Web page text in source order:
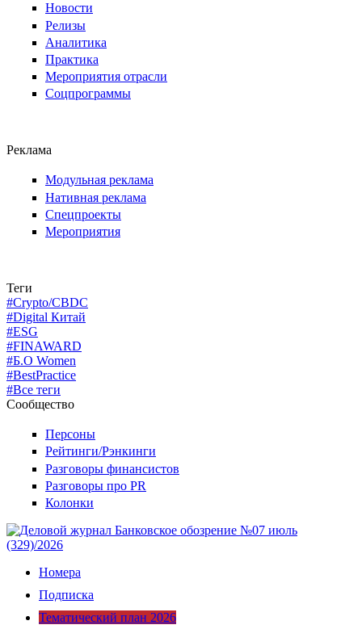
Новости
Релизы
Аналитика
Практика
Мероприятия отрасли
Соцпрограммы
Реклама
Модульная реклама
Нативная реклама
Спецпроекты
Мероприятия
Теги
#Crypto/CBDC
#Digital Китай
#ESG
#FINAWARD
#Б.О Women
#BestPractice
#Все теги
Сообщество
Персоны
Рейтинги/Рэнкинги
Разговоры финансистов
Разговоры про PR
Колонки
Номера
Подписка
Тематический план 2026